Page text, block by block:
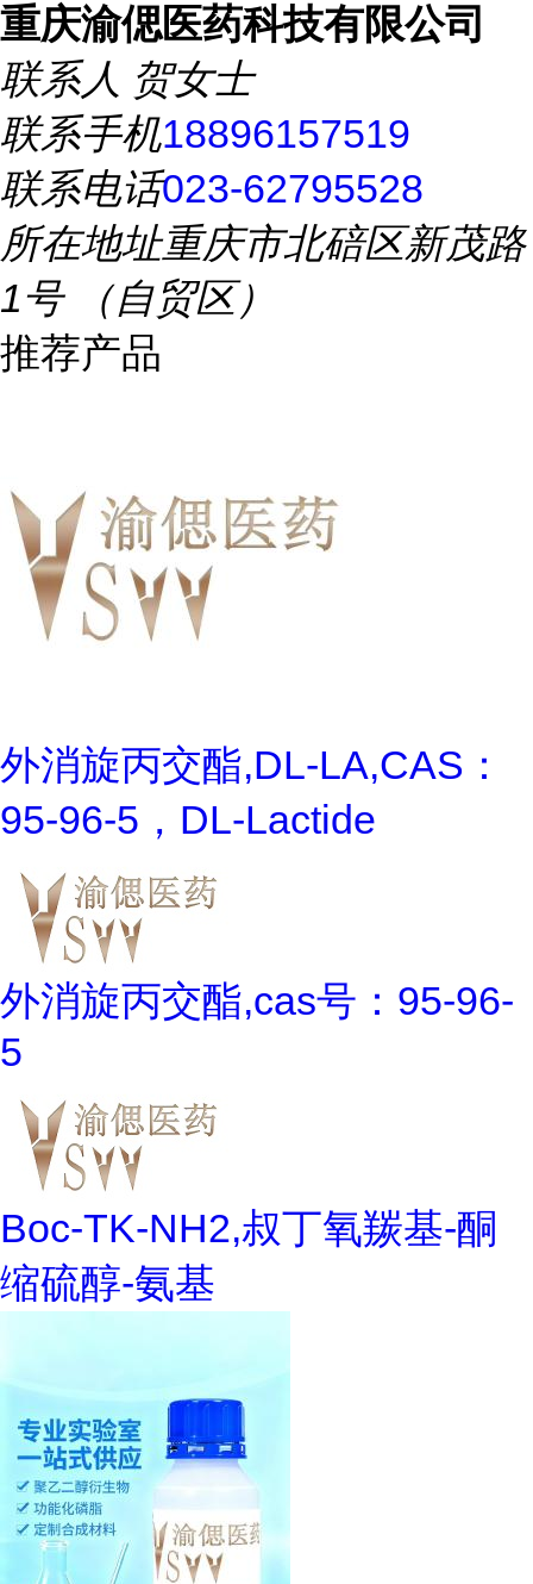
重庆渝偲医药科技有限公司
联系人 贺女士
联系手机18896157519
联系电话023-62795528
所在地址重庆市北碚区新茂路
1号 （自贸区）
推荐产品
外消旋丙交酯,DL-LA,CAS：
95-96-5，DL-Lactide
外消旋丙交酯,cas号：95-96-
5
Boc-TK-NH2,叔丁氧羰基-酮
缩硫醇-氨基